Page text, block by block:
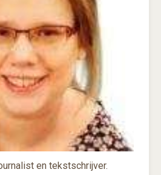
en tekstschrijver.